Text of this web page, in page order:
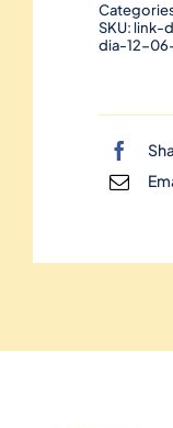
SKU: link-
dia-12-